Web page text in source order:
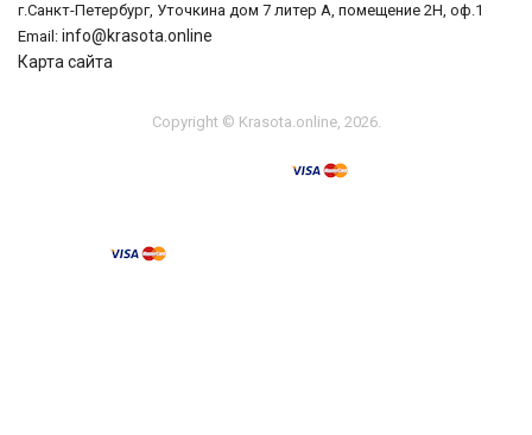
г.Санкт-Петербург, Уточкина дом 7 литер А, помещение 2Н, оф.1
Email: info@krasota.online
Карта сайта
Copyright © Krasota.online, 2026.